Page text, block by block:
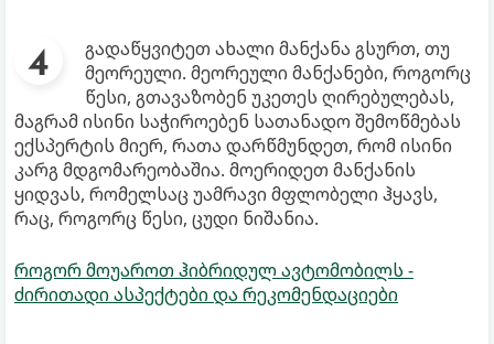
გადაწყვიტეთ ახალი მანქანა გსურთ, თუ
მეორეული. მეორეული მანქანები, როგორც
წესი, გთავაზობენ უკეთეს ღირებულებას,
მაგრამ ისინი საჭიროებენ სათანადო შემოწმებას
ექსპერტის მიერ, რათა დარწმუნდეთ, რომ ისინი
კარგ მდგომარეობაშია. მოერიდეთ მანქანის
ყიდვას, რომელსაც უამრავი მფლობელი ჰყავს,
რაც, როგორც წესი, ცუდი ნიშანია.
როგორ მოუაროთ ჰიბრიდულ ავტომობილს -
ძირითადი ასპექტები და რეკომენდაციები